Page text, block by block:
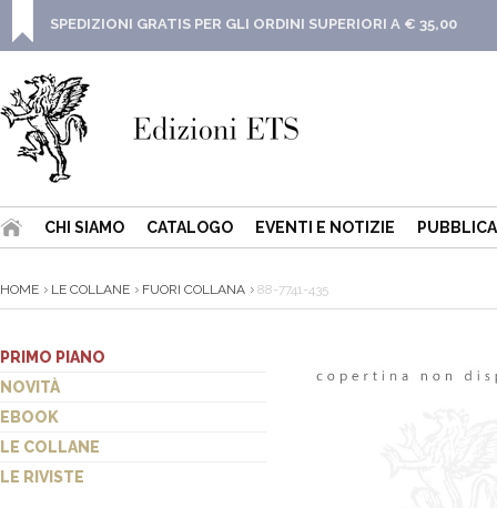
SPEDIZIONI GRATIS PER GLI ORDINI SUPERIORI A € 35,00
CHI SIAMO CATALOGO EVENTI E NOTIZIE
HOME LE COLLANE FUORI COLLANA 88-7741-435
PRIMO PIANO
NOVITÀ
EBOOK
LE COLLANE
LE RIVISTE